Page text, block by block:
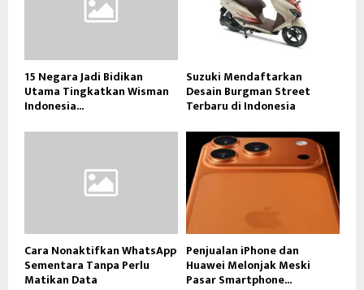
15 Negara Jadi Bidikan
Utama Tingkatkan Wisman
Indonesia...
Suzuki Mendaftarkan
Desain Burgman Street
Terbaru di Indonesia
Cara Nonaktifkan WhatsApp
Sementara Tanpa Perlu
Matikan Data
Penjualan iPhone dan
Huawei Melonjak Meski
Pasar Smartphone...